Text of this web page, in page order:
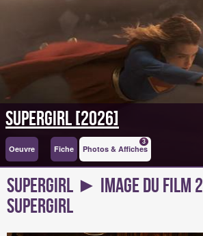
Supergirl [2026]
Oeuvre Fiche Photos & Affiches
3
Supergirl ► Image du Film
Supergirl